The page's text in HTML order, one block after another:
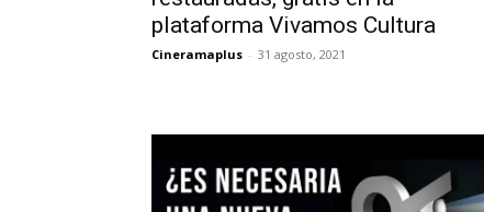
plataforma Vivamos Cultura
Cineramaplus - 31 agosto, 2021